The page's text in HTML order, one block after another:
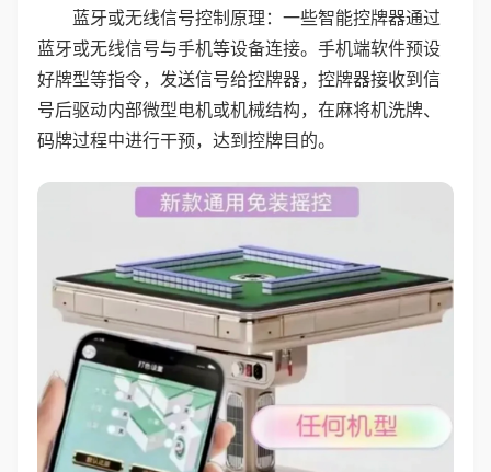
蓝牙或无线信号控制原理：一些智能控牌器通过
蓝牙或无线信号与手机等设备连接。手机端软件预设
好牌型等指令，发送信号给控牌器，控牌器接收到信
号后驱动内部微型电机或机械结构，在麻将机洗牌、
码牌过程中进行干预，达到控牌目的。